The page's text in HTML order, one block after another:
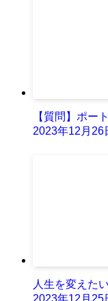
【質問】ポー
2023年12月26
人生を変えた
2023年12月25